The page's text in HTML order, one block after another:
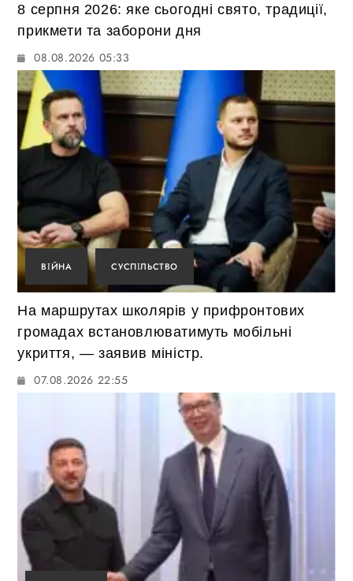
8 серпня 2026: яке сьогодні свято, традиції,
прикмети та заборони дня
08.08.2026 05:33
ВІЙНА СУСПІЛЬСТВО
На маршрутах школярів у прифронтових
громадах встановлюватимуть мобільні
укриття, — заявив міністр.
07.08.2026 22:55